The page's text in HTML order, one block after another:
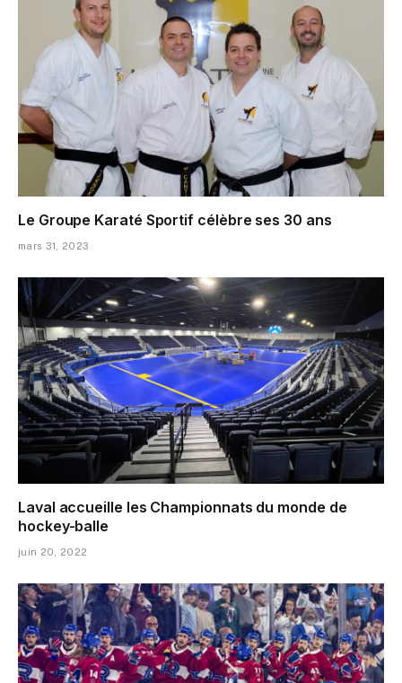
Le Groupe Karaté Sportif célèbre ses 30 ans
mars 31, 2023
Laval accueille les Championnats du monde de
hockey-balle
juin 20, 2022